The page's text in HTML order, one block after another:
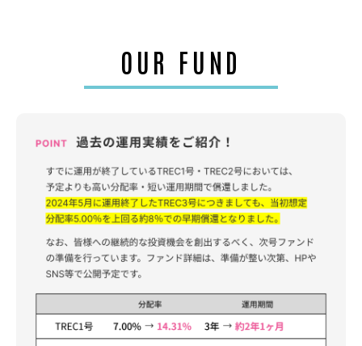
OUR FUND